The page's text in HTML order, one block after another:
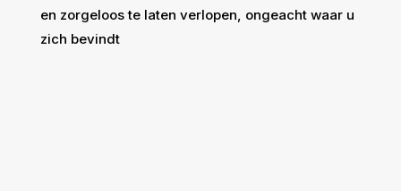
en zorgeloos te laten verlopen, ongeacht waar u
zich bevindt